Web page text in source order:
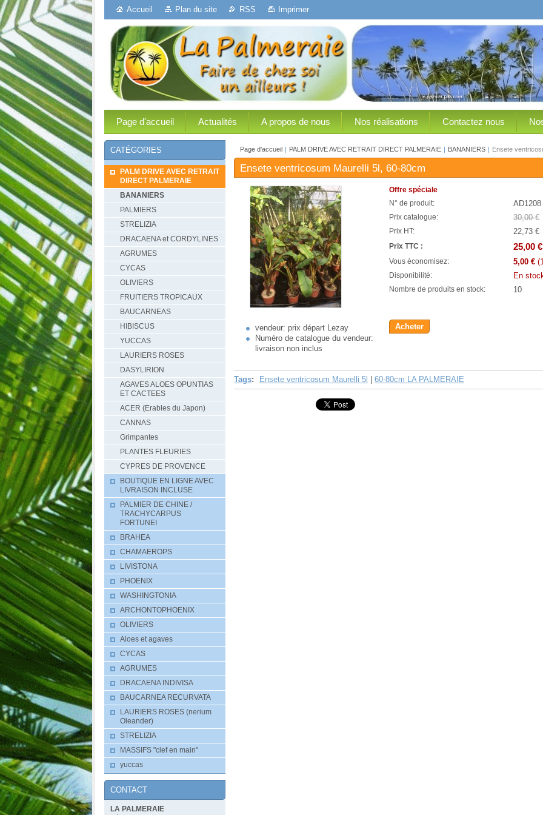
Accueil Plan du site RSS Imprimer
Page d'accueil Actualités A propos de nous Nos réalisations Contactez nous
Page d'accueil | PALM DRIVE AVEC RETRAIT DIRECT PALMERAIE | BANANIERS | Ensete
Ensete ventricosum Maurelli 5l, 60-80cm
vendeur: prix départ Lezay
Numéro de catalogue du vendeur:
livraison non inclus
Offre spéciale
N° de produit:
AD1208
Prix catalogue: 30,00 €
Prix HT: 22,73 €
Prix TTC : 25,00 €
Vous économisez: 5,00 €
Disponibilité: En
Nombre de produits en stock: 10
Acheter
Tags: Ensete ventricosum Maurelli 5l 60-80cm LA PALMERAIE
CATÉGORIES
PALM DRIVE AVEC RETRAIT
DIRECT PALMERAIE
BANANIERS
PALMIERS
STRELIZIA
DRACAENA et CORDYLINES
AGRUMES
CYCAS
OLIVIERS
FRUITIERS TROPICAUX
BAUCARNEAS
HIBISCUS
YUCCAS
LAURIERS ROSES
DASYLIRION
AGAVES ALOES OPUNTIAS
ET CACTEES
ACER (Erables du Japon)
CANNAS
Grimpantes
PLANTES FLEURIES
CYPRES DE PROVENCE
BOUTIQUE EN LIGNE AVEC
LIVRAISON INCLUSE
PALMIER DE CHINE /
TRACHYCARPUS
FORTUNEI
BRAHEA
CHAMAEROPS
LIVISTONA
PHOENIX
WASHINGTONIA
ARCHONTOPHOENIX
OLIVIERS
Aloes et agaves
CYCAS
AGRUMES
DRACAENA INDIVISA
BAUCARNEA RECURVATA
LAURIERS ROSES (nerium
Oleander)
STRELIZIA
MASSIFS "clef en main"
yuccas
CONTACT
LA PALMERAIE